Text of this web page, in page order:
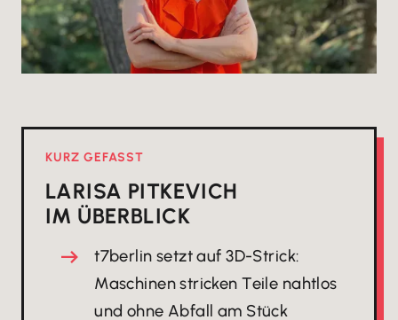
KURZ GEFASST
LARISA PITKEVICH
IM ÜBERBLICK
t7berlin setzt auf 3D-Strick:
Maschinen stricken Teile nahtlos
und ohne Abfall am Stück